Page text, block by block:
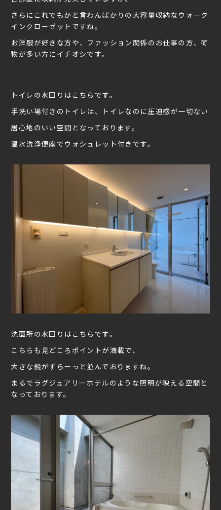
さらにこれでもかと言わんばかりの大容量収納なウォーク
インクローゼットですね。
お洋服が好きな方や、ファッション関係のお仕事の方、荷
物が多い方にイチオシです。
トイレの水回りはこちらです。
手洗い場付きのトイレは、トイレなのに圧迫感が一切ない
居心地のいい空間となっております。
温水洗浄便座でウォシュレット付きです。
洗面所の水回りはこちらです。
こちらも見どころポイントが満載で、
大きな鏡がずらーっと並んでおりますね。
まるでラグジュアリーホテルのような照明が映える空間と
なっております。